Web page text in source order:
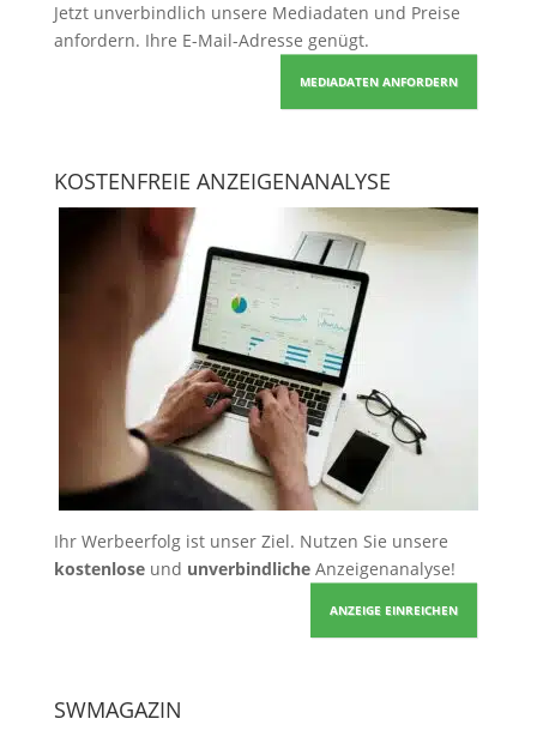
Jetzt unverbindlich unsere Mediadaten und Preise
anfordern. Ihre E-Mail-Adresse genügt.
MEDIADATEN ANFORDERN
KOSTENFREIE ANZEIGENANALYSE
Ihr Werbeerfolg ist unser Ziel. Nutzen Sie unsere
kostenloseund unverbindlicheAnzeigenanalyse!
ANZEIGE EINREICHEN
SWMAGAZIN